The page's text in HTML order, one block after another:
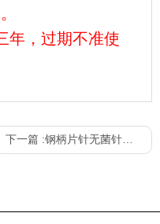
年，过期不准使
下一篇 :钢柄片针无菌针灸针 一次性使用无菌针灸针